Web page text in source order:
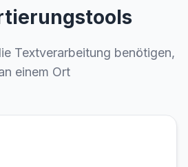
Textverarbeitung benötigen,
einem Ort